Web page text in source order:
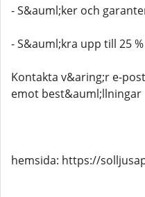
- S&auml;ker och
- S&auml;kra upp till 25
Kontakta v&aring;r e-
emot best&auml;llningar
hemsida: https://